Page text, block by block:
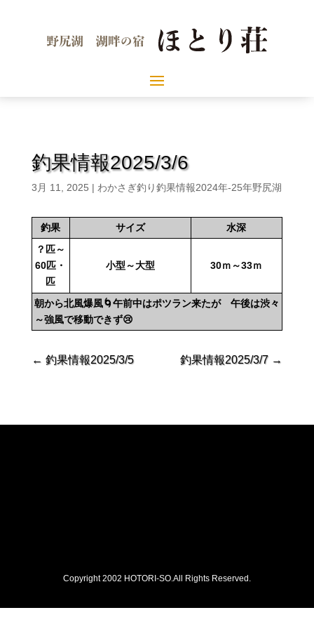
釣果情報2025/3/6
3月 11, 2025 | わかさぎ釣り釣果情報2024年-25年野尻湖
釣果 サイズ
水深
？匹～
60匹・
匹
小型～大型 30ｍ～33ｍ
朝から北風爆風🌀午前中はポツラン来たが 午後は渋々
～強風で移動できず😢
← 釣果情報2025/3/5 釣果情報2025/3/7 →
Copyright 2002 HOTORI-SO.All Rights Reserved.